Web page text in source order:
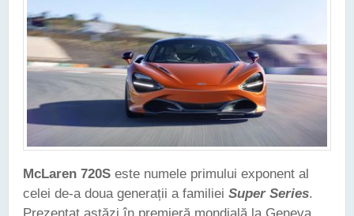
McLaren 720S este numele primului exponent al
celei de-a doua generații a familiei Super Series.
Prezentat astăzi în premieră mondială la Geneva,